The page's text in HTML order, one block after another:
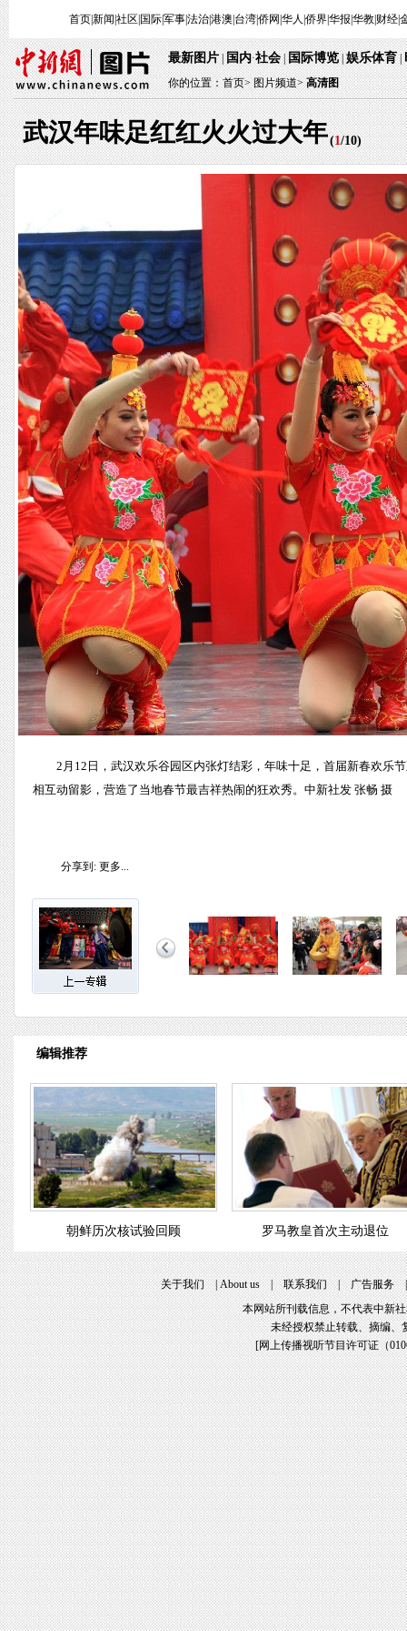
首页|新闻 社区 国际|军事|法治|港澳 台湾|侨网 华人 侨界|华报 华教| 财经|
最新图片|国内·社会|国际博览|娱乐体育|
你的位置：首页>图片频道> 高清图
武汉年味足红红火火过大年(1/10)
2月12日，武汉欢乐谷园区内张灯结彩，年味十足，首届新春欢乐
相互动留影，营造了当地春节最吉祥热闹的狂欢秀。中新社发 张畅 摄
分享到: 更多...
编辑推荐
朝鲜历次核试验回顾 罗马教皇首次主动退位
关于我们|About us|联系我们|广告服务
本网站所刊载信息，不代表中新
未经授权禁止转载、摘编、
[网上传播视听节目许可证（